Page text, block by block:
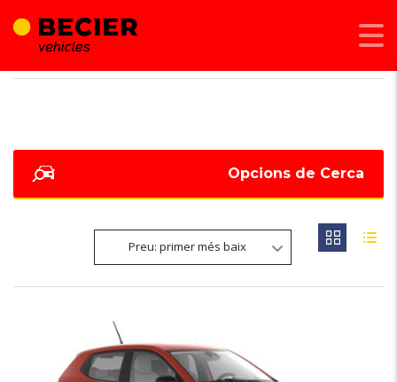
Opcions de Cerca
Preu: primer més baix